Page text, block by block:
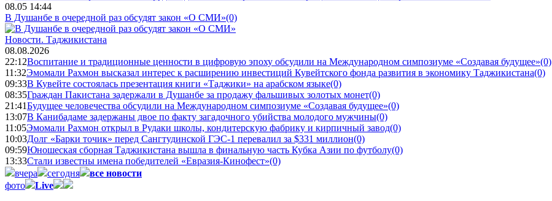
08.05 14:44
В Душанбе в очередной раз обсудят закон «О СМИ»(0)
Новости. Таджикистана
08.08.2026
22:12Воспитание и традиционные ценности в цифровую эпоху обсудили на Международном симпозиуме «Создавая будущее»(0)
11:32Эмомали Рахмон высказал интерес к расширению инвестиций Кувейтского фонда развития в экономику Таджикистана(0)
09:33В Кувейте состоялась презентация книги «Таджики» на арабском языке(0)
08:35Граждан Пакистана задержали в Душанбе за продажу фальшивых золотых монет(0)
21:41Будущее человечества обсудили на Международном симпозиуме «Создавая будущее»(0)
13:07В Канибадаме задержаны двое по факту загадочного убийства молодого мужчины(0)
11:05Эмомали Рахмон открыл в Рудаки школы, кондитерскую фабрику и кирпичный завод(0)
10:03Долг «Барки точик» перед Сангтудинской ГЭС-1 перевалил за $331 миллион(0)
09:59Юношеская сборная Таджикистана вышла в финальную часть Кубка Азии по футболу(0)
13:33Стали известны имена победителей «Евразия-Кинофест»(0)
вчера
сегодня
все новости
фото
Live